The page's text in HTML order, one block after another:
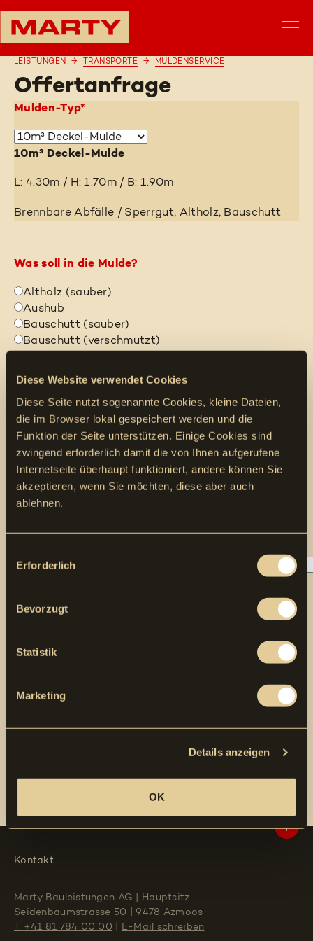
Diese Website verwendet Cookies
Diese Seite nutzt sogenannte Cookies, kleine Dateien,
die im Browser lokal gespeichert werden und die
Funktion der Seite unterstützen. Einige Cookies sind
zwingend erforderlich damit die von Ihnen aufgerufene
Internetseite überhaupt funktioniert, andere können Sie
akzeptieren, wenn Sie möchten, diese aber auch
ablehnen.
Selection
Erforderlich
Bevorzugt
Statistik
Marketing
Details anzeigen
OK
LEISTUNGEN TRANSPORTE MULDENSERVICE
Offertanfrage
Mulden-Typ*
10m³ Deckel-Mulde
L: 4.30m / H: 1.70m / B: 1.90m
Brennbare Abfälle / Sperrgut, Altholz, Bauschutt
Was soll in die Mulde?
Altholz (sauber)
Aushub
Bauschutt (sauber)
Bauschutt (verschmutzt)
Betonabbruch
Sonstiges
Folgende Materialien dürfen nicht in der Mulde
deponiert werden und müssen separat als
Sonderabfall entsorgt werden: Batterien, Akkus,
Chemikalien, Flüssigkeiten, Medikamente, explosive
Materialien, Farben.
Kontakt
Firma
PLZ Ort *
E-Mail *
Ich habe dieDatenschutzerklärunggelesen und
Anfrage senden
Kontakt
Marty Bauleistungen AG
Hauptsitz
Seidenbaumstrasse 50
9478 Azmoos
T +41 81 784 00 00
E-Mail schreiben